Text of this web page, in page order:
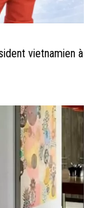
vietnamien à